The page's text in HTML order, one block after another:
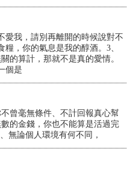
愛我，請別再離開的時候說對不
，你的氣息是我的醇酒。3、
的算計，那就不是真的愛情。
個是
曾毫無條件、不計回報真心幫
的金錢，你也不能算是活過完
無論個人環境有何不同，